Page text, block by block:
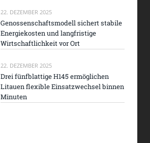
22. DEZEMBER 2025
Genossenschaftsmodell sichert stabile
Energiekosten und langfristige
Wirtschaftlichkeit vor Ort
22. DEZEMBER 2025
Drei fünfblattige H145 ermöglichen
Litauen flexible Einsatzwechsel binnen
Minuten